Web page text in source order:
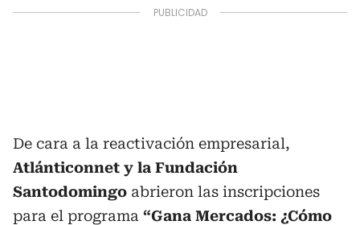
De cara a la reactivación empresarial,
Atlánticonnet y la Fundación
Santodomingo abrieron las inscripciones
para el programa “Gana Mercados: ¿Cómo